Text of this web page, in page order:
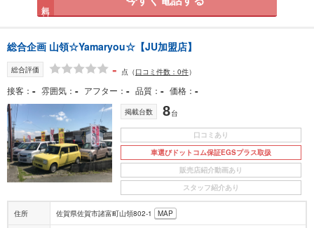
総合企画 山領☆Yamaryou☆【JU加盟店】
総合評価 - 点 （口コミ件数：0件）
接客 - 雰囲気 - アフター - 品質 - 価格 -
掲載台数 8台
口コミあり
車選びドットコム保証EGSプラス取扱
販売店紹介動画あり
スタッフ紹介あり
住所 佐賀県佐賀市諸富町山領802-1 MAP